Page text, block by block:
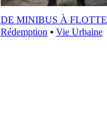
DE MINIBUS À FLOTTE
Rédemption ⦁ Vie Urbaine